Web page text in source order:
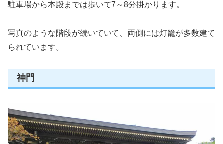
駐車場から本殿までは歩いて7～8分掛かります。
写真のような階段が続いていて、両側には灯籠が多数建て
られています。
神門